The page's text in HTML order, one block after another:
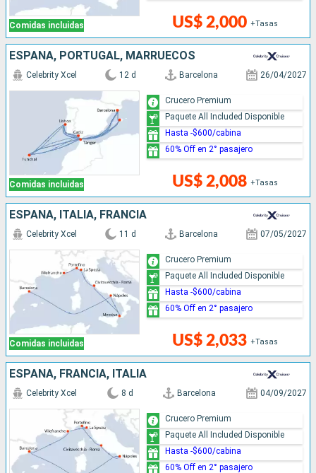
Comidas incluidas US$ 2,000 +Tasas
ESPAÑA, PORTUGAL, MARRUECOS
Comidas incluidas
Celebrity Xcel 12 d Barcelona 26/04/2027
US$ 2,008 +Tasas
Crucero Premium
Paquete All Included Disponible
Hasta -$600/cabina
60% Off en 2° pasajero
ESPAÑA, ITALIA, FRANCIA
Comidas incluidas
Celebrity Xcel 11 d Barcelona 07/05/2027
US$ 2,033 +Tasas
Crucero Premium
Paquete All Included Disponible
Hasta -$600/cabina
60% Off en 2° pasajero
ESPAÑA, FRANCIA, ITALIA
Celebrity Xcel 8 d Barcelona 04/09/2027
Crucero Premium
Paquete All Included Disponible
Hasta -$600/cabina
60% Off en 2° pasajero